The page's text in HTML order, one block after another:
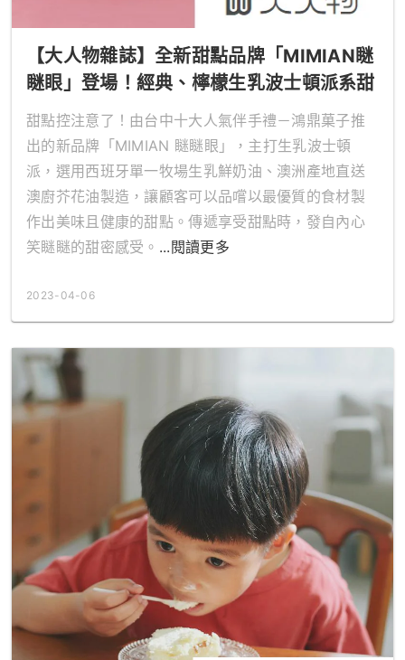
【大人物雜誌】全新甜點品牌「MIMIAN瞇
瞇眼」登場！經典、檸檬生乳波士頓派系甜
食亮相亮相
甜點控注意了！由台中十大人氣伴手禮－鴻鼎菓子推
出的新品牌「MIMIAN 瞇瞇眼」，主打生乳波士頓
派，選用西班牙單一牧場生乳鮮奶油、澳洲產地直送
澳廚芥花油製造，讓顧客可以品嚐以最優質的食材製
作出美味且健康的甜點。傳遞享受甜點時，發自內心
笑瞇瞇的甜密感受。 ...閱讀更多
2023-04-06